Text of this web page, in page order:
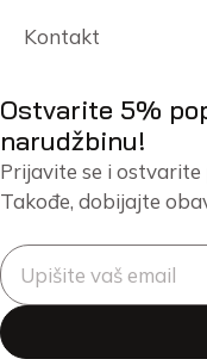
Kontakt
Ostvarite 5%
narudžbinu!
Prijavite se i
Takođe, dobijajte